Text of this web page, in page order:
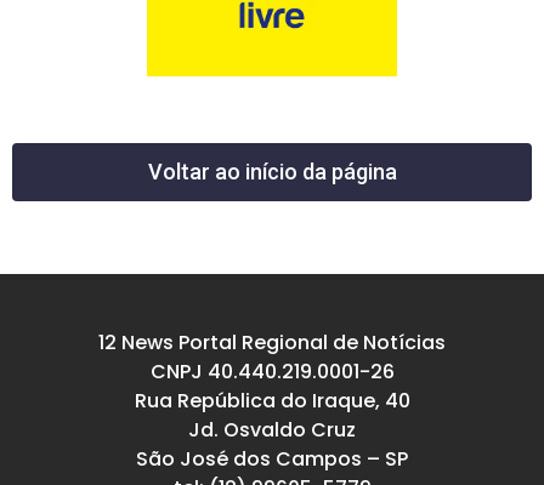
Voltar ao início da página
12 News Portal Regional de Notícias
CNPJ 40.440.219.0001-26
Rua República do Iraque, 40
Jd. Osvaldo Cruz
São José dos Campos – SP